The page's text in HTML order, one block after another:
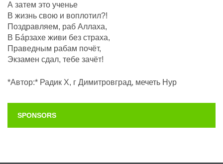
А затем это ученье
В жизнь свою и воплотил?!
Поздравляем, раб Аллаха,
В Бáрзахе живи без страха,
Праведным рабам почëт,
Экзамен сдал, тебе зачёт!
*Автор:* Радик Х, г Димитровград, мечеть Нур
SPONSORS